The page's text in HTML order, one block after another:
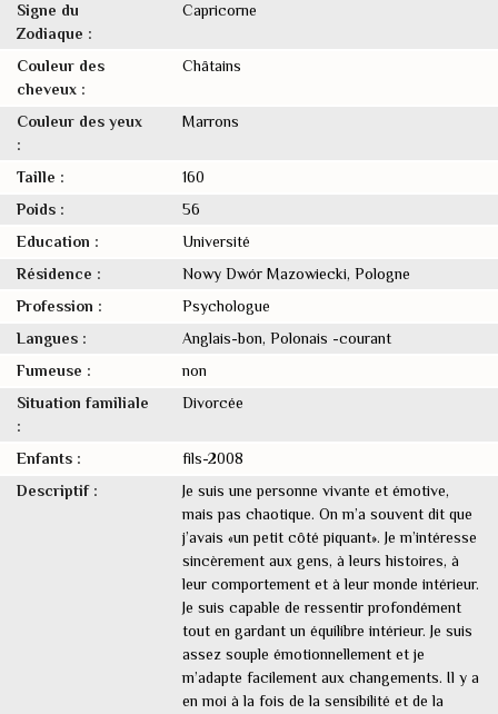
Signe du
Zodiaque :
Capricorne
Couleur des
cheveux :
Châtains
Couleur des yeux
:
Marrons
Taille :
160
Poids :
56
Education :
Université
Résidence :
Nowy Dwór Mazowiecki, Pologne
Profession :
Psychologue
Langues :
Anglais-bon, Polonais -courant
Fumeuse :
non
Situation familiale
:
Divorcée
Enfants :
fils-2008
Descriptif :
Je suis une personne vivante et émotive,
mais pas chaotique. On m’a souvent dit que
j’avais «un petit côté piquant». Je m’intéresse
sincèrement aux gens, à leurs histoires, à
leur comportement et à leur monde intérieur.
Je suis capable de ressentir profondément
tout en gardant un équilibre intérieur. Je suis
assez souple émotionnellement et je
m’adapte facilement aux changements. Il y a
en moi à la fois de la sensibilité et de la